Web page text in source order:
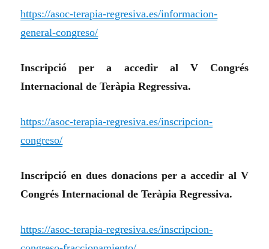
https://asoc-terapia-regresiva.es/informacion-
general-congreso/
Inscripció per a accedir al V Congrés
Internacional de Teràpia Regressiva.
https://asoc-terapia-regresiva.es/inscripcion-
congreso/
Inscripció en dues donacions per a accedir al V
Congrés Internacional de Teràpia Regressiva.
https://asoc-terapia-regresiva.es/inscripcion-